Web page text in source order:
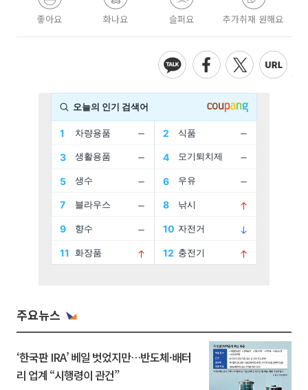
좋아요 화나요 슬퍼요 추가취재 원해요
주요뉴스
‘한국판 IRA’ 베일 벗었지만…반도체·배터
리 업계 “시행령이 관건”